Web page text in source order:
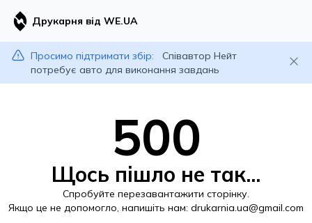
Друкарня від WE.UA
Просимо підтримати збір:
Співавтор Нейт
потребує авто для виконання завдань
500
Щось пішло не так...
Спробуйте перезавантажити сторінку.
Якщо це не допомогло, напишіть нам: drukarnia.ua@gmail.com